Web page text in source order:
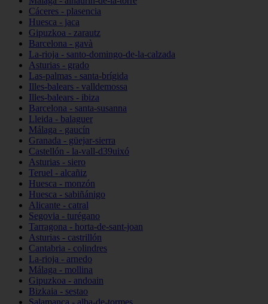
Cáceres - plasencia
Huesca - jaca
Gipuzkoa - zarautz
Barcelona - gavà
La-rioja - santo-domingo-de-la-calzada
Asturias - grado
Las-palmas - santa-brígida
Illes-balears - valldemossa
Illes-balears - ibiza
Barcelona - santa-susanna
Lleida - balaguer
Málaga - gaucín
Granada - güejar-sierra
Castellón - la-vall-d39uixó
Asturias - siero
Teruel - alcañiz
Huesca - monzón
Huesca - sabiñánigo
Alicante - catral
Segovia - turégano
Tarragona - horta-de-sant-joan
Asturias - castrillón
Cantabria - colindres
La-rioja - arnedo
Málaga - mollina
Gipuzkoa - andoain
Bizkaia - sestao
Salamanca - alba-de-tormes